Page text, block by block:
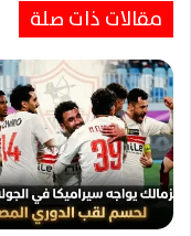
الزمالك يوجه
التاريخي
مقالات ذات صلة